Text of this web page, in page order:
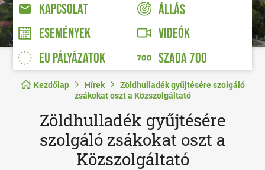
KAPCSOLAT
ÁLLÁS
ESEMÉNYEK
VIDEÓK
EU PÁLYÁZATOK
SZADA 700
Kezdőlap Hírek
Zöldhulladék gyűjtésére szolgáló
zsákokat oszt a Közszolgáltató
Zöldhulladék gyűjtésére
szolgáló zsákokat oszt a
Közszolgáltató